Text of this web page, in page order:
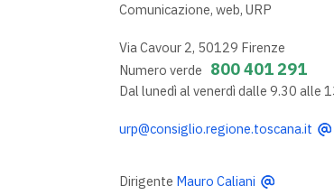
Comunicazione, web, URP
Via Cavour 2, 50129 Firenze
Numero verde 800 401 291
Dal lunedì al venerdì dalle 9.30 alle
urp@consiglio.regione.toscana.it
Dirigente Mauro Caliani